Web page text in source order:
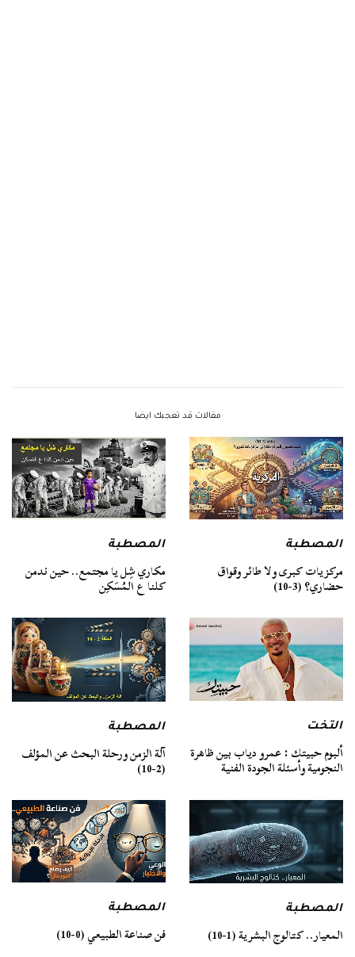
مقالات قد تعجبك ايضا
المصطبة
مركزيات كبرى ولا طائر وقواق
حضاري؟ (3-10)
المصطبة
مكاري شِل يا مجتمع.. حين ندمن
كلنا ع المُسَكِن
التخت
ألبوم حبيتك : عمرو دياب بين ظاهرة
النجومية وأسئلة الجودة الفنية
المصطبة
آلة الزمن ورحلة البحث عن المؤلف
(2-10)
المصطبة
المعيار.. كتالوج البشرية (1-10)
المصطبة
فن صناعة الطبيعي (0-10)